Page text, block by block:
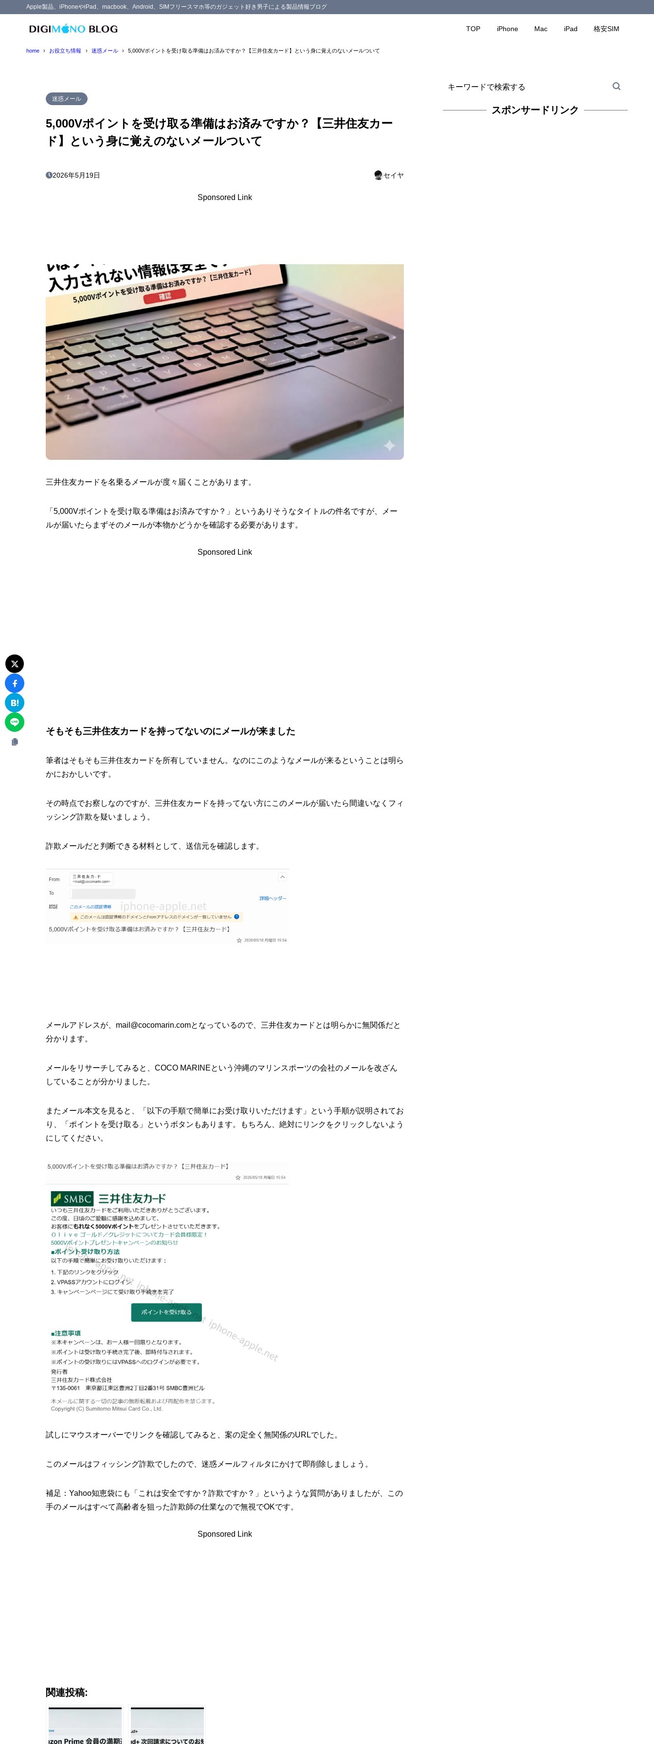
Apple製品、iPhoneやiPad、macbook、Android、SIMフリースマホ等のガジェット好き男子による製品情報ブログ
TOP iPhone Mac iPad 格安SIM
home お役立ち情報 迷惑メール 5,000Vポイントを受け取る準備はお済みですか？【三井住友カード】という身に覚えのないメールついて
迷惑メール
5,000Vポイントを受け取る準備はお済みですか？【三井住友カー
ド】という身に覚えのないメールついて
2026年5月19日 セイヤ
Sponsored Link
三井住友カードを名乗るメールが度々届くことがあります。
「5,000Vポイントを受け取る準備はお済みですか？」というありそうなタイトルの件名ですが、メー
ルが届いたらまずそのメールが本物かどうかを確認する必要があります。
Sponsored Link
そもそも三井住友カードを持ってないのにメールが来ました
筆者はそもそも三井住友カードを所有していません。なのにこのようなメールが来るということは明ら
かにおかしいです。
その時点でお察しなのですが、三井住友カードを持ってない方にこのメールが届いたら間違いなくフィ
ッシング詐欺を疑いましょう。
詐欺メールだと判断できる材料として、送信元を確認します。
メールアドレスが、mail@cocomarin.comとなっているので、三井住友カードとは明らかに無関係だと
分かります。
メールをリサーチしてみると、COCO MARINEという沖縄のマリンスポーツの会社のメールを改ざん
していることが分かりました。
またメール本文を見ると、「以下の手順で簡単にお受け取りいただけます」という手順が説明されてお
り、「ポイントを受け取る」というボタンもあります。もちろん、絶対にリンクをクリックしないよう
にしてください。
試しにマウスオーバーでリンクを確認してみると、案の定全く無関係のURLでした。
このメールはフィッシング詐欺でしたので、迷惑メールフィルタにかけて即削除しましょう。
補足：Yahoo知恵袋にも「これは安全ですか？詐欺ですか？」というような質問がありましたが、この
手のメールはすべて高齢者を狙った詐欺師の仕業なので無視でOKです。
Sponsored Link
関連投稿:
スポンサードリンク